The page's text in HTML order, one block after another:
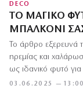
DECO
ΤΟ ΜΑΓΙΚΌ
ΜΠΑΛΚΌΝΙ
03.06.2025 — 13:00
Το άρθρο
ηρεμίας και
ως ιδανικό φυτό